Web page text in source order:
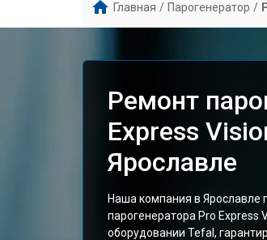
Главная / Парогенератор /
Ремонт
Express
Ярославле
Наша компания в Ярославле
парогенератора Pro Express
оборудовании Tefal,